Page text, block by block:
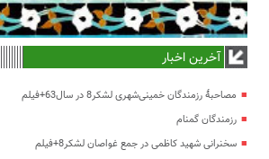
آخرین اخبار
مصاحبۀ رزمندگان خمینی‌شهری لشکر8 در سال63+فیلم
رزمندگان گمنام
سخنرانی شهید کاظمی در جمع غواصان لشکر8+فیلم